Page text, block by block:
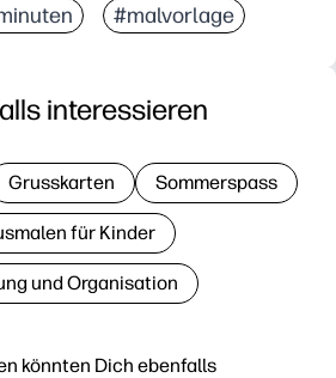
#malvorlage
könnten Dich ebenfalls
interessieren
Grusskarten Sommerspass
für Kinder
und Organisation